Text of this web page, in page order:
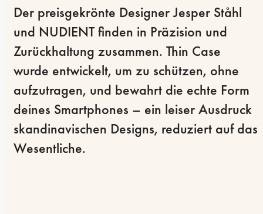
Der preisgekrönte Designer Jesper Ståhl
und NUDIENT finden in Präzision und
Zurückhaltung zusammen. Thin Case
wurde entwickelt, um zu schützen, ohne
aufzutragen, und bewahrt die echte Form
deines Smartphones – ein leiser Ausdruck
skandinavischen Designs, reduziert auf das
Wesentliche.